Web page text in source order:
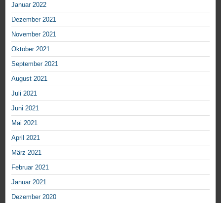
Januar 2022
Dezember 2021
November 2021
Oktober 2021
September 2021
August 2021
Juli 2021
Juni 2021
Mai 2021
April 2021
März 2021
Februar 2021
Januar 2021
Dezember 2020